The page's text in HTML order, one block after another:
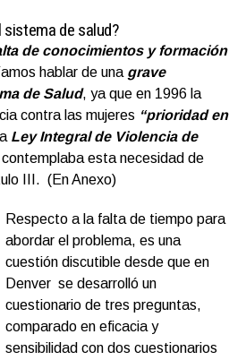
sistema de salud?
de conocimientos y formación
hablar de una grave
de Salud, ya que en 1996 la
contra las mujeres “prioridad en
Ley Integral de Violencia de
esta necesidad de
III. (En Anexo)
Respecto a la falta de tiempo para
abordar el problema, es una
cuestión discutible desde que en
Denver se desarrolló un
cuestionario de tres preguntas,
comparado en eficacia y
sensibilidad con dos cuestionarios